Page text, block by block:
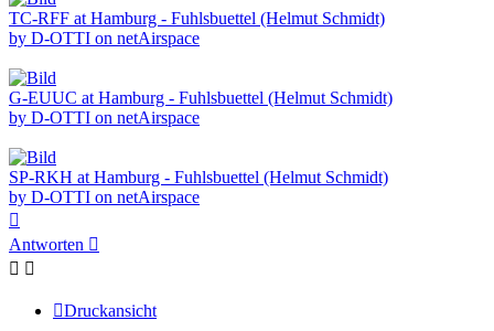
TC-RFF at Hamburg - Fuhlsbuettel (Helmut Schmidt)
by D-OTTI on netAirspace
G-EUUC at Hamburg - Fuhlsbuettel (Helmut Schmidt)
by D-OTTI on netAirspace
SP-RKH at Hamburg - Fuhlsbuettel (Helmut Schmidt)
by D-OTTI on netAirspace
oben
Antworten
Druckansicht